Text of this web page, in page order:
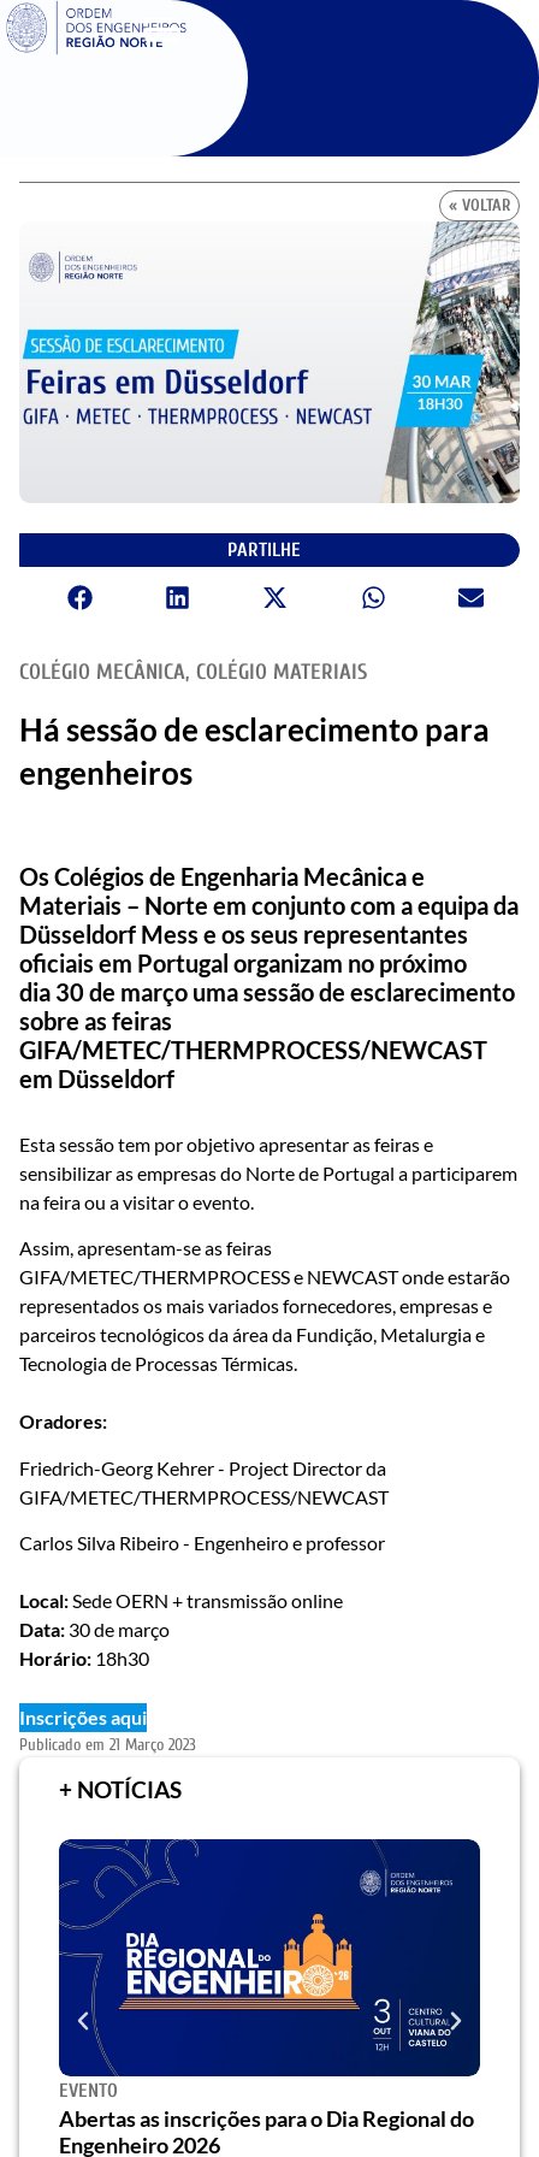
SIGOE
« VOLTAR
PARTILHE
COLÉGIO MECÂNICA, COLÉGIO MATERIAIS
Há sessão de esclarecimento para
engenheiros
Os Colégios de Engenharia Mecânica e
Materiais – Norte em conjunto com a equipa da
Düsseldorf Mess e os seus representantes
oficiais em Portugal organizam no próximo
dia 30 de março uma sessão de esclarecimento
sobre as feiras
GIFA/METEC/THERMPROCESS/NEWCAST
em Düsseldorf
Esta sessão tem por objetivo apresentar as feiras e
sensibilizar as empresas do Norte de Portugal a participarem
na feira ou a visitar o evento.
Assim, apresentam-se as feiras
GIFA/METEC/THERMPROCESS e NEWCAST onde estarão
representados os mais variados fornecedores, empresas e
parceiros tecnológicos da área da Fundição, Metalurgia e
Tecnologia de Processas Térmicas.
Oradores:
Friedrich-Georg Kehrer - Project Director da
GIFA/METEC/THERMPROCESS/NEWCAST
Carlos Silva Ribeiro - Engenheiro e professor
Local:Sede OERN + transmissão online
Data: 30 de março
Horário: 18h30
Inscrições aqui
Publicado em 21 Março 2023
+ NOTÍCIAS
EVENTO
Abertas as inscrições para o Dia Regional do
Engenheiro 2026